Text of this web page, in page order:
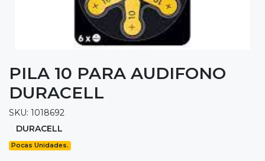
PILA 10 PARA AUDIFONO
DURACELL
SKU: 1018692
DURACELL
Pocas Unidades.